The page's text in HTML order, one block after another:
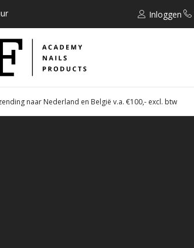
Inloggen
naar Nederland en België v.a. €100,- excl. btw